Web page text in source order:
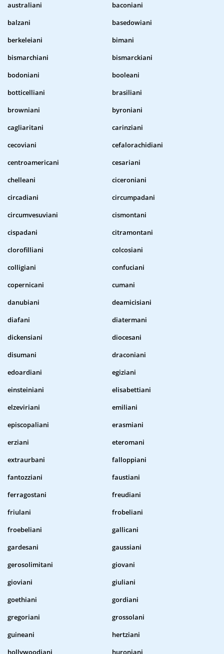
australiani
baconiani
balzani
basedowiani
berkeleiani
bimani
bismarchiani
bismarckiani
bodoniani
booleani
botticelliani
brasiliani
browniani
byroniani
cagliaritani
carinziani
cecoviani
cefalorachidiani
centroamericani
cesariani
chelleani
ciceroniani
circadiani
circumpadani
circumvesuviani
cismontani
cispadani
citramontani
clorofilliani
colcosiani
colligiani
confuciani
copernicani
cumani
danubiani
deamicisiani
diafani
diatermani
dickensiani
diocesani
disumani
draconiani
edoardiani
egiziani
einsteiniani
elisabettiani
elzeviriani
emiliani
episcopaliani
erasmiani
erziani
eteromani
extraurbani
falloppiani
fantozziani
faustiani
ferragostani
freudiani
friulani
frobeliani
froebeliani
gallicani
gardesani
gaussiani
gerosolimitani
giovani
gioviani
giuliani
goethiani
gordiani
gregoriani
grossolani
guineani
hertziani
hollywoodiani
huroniani